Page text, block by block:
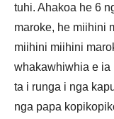
tuhi. Ahakoa he 6
maroke, he miihini
miihini miihini
whakawhiwhia e ia
ta i runga i nga
nga papa